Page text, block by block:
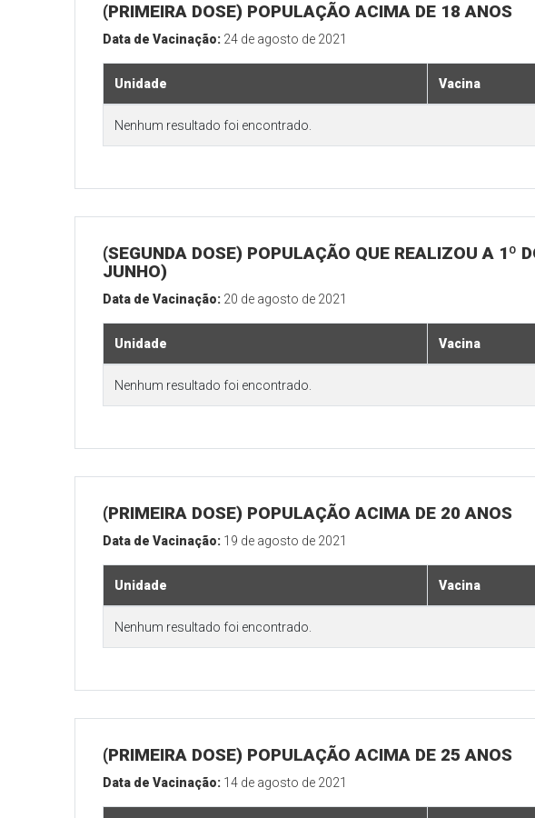
(PRIMEIRA DOSE) POPULAÇÃO ACIMA DE 18 ANOS
Data de Vacinação: 24 de agosto de 2021
Unidade Vacina
Nenhum resultado foi encontrado.
(SEGUNDA DOSE) POPULAÇÃO QUE REALIZOU A 1º
JUNHO)
Data de Vacinação: 20 de agosto de 2021
Unidade Vacina
Nenhum resultado foi encontrado.
(PRIMEIRA DOSE) POPULAÇÃO ACIMA DE 20 ANOS
Data de Vacinação: 19 de agosto de 2021
Unidade Vacina
Nenhum resultado foi encontrado.
(PRIMEIRA DOSE) POPULAÇÃO ACIMA DE 25 ANOS
Data de Vacinação: 14 de agosto de 2021